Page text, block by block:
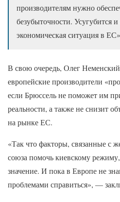
производителям нужно
безубыточности. Усугубится
экономическая ситуация в
В свою очередь, Олег
европейские производители
если Брюссель не поможет им
реальности, а также не снизит
на рынке ЕС.
«Так что факторы, связанные с
союза помочь киевскому
значение. И пока в Европе не
проблемами справиться», —